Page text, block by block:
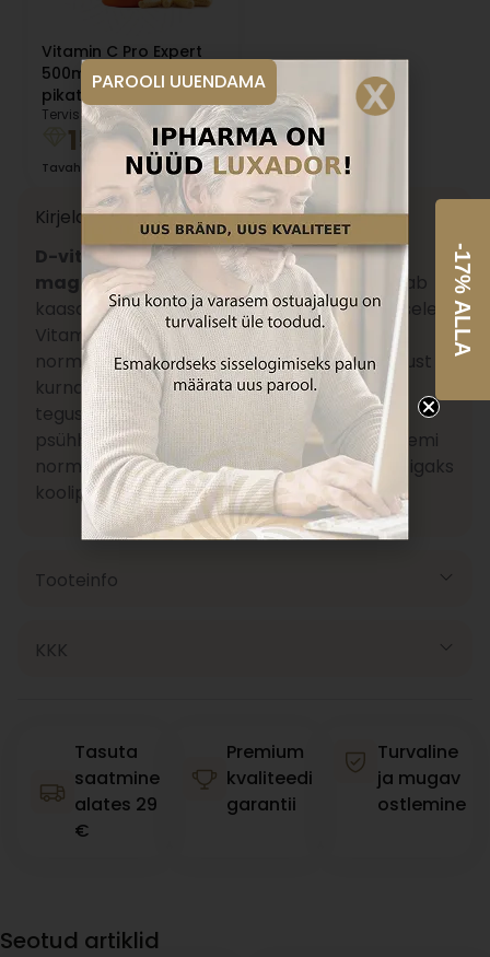
Vitamin C Pro Expert
500mg TR N60
pikatoimelised kapslid
Terviseklubi hind:
15.02€
Tavahind 16.14€
Kirjeldus
Tooteinfo
KKK
D-vitamiini kummikommid ksülitooli ja
magusa sidruni maitsega. D-vitamiin aitab
kaasa immuunsüsteemi normaalsele talitlusele.
Vitamiin B12 aitab kaasa närvisüsteemi
normaalsele talitlusele, – vähendada väsimust ja
kurnatust – aidates lapsel püsida aktiivse ja
tegusana. Folaat aitab kaasa normaalsele
psühholoogilisele talitlusele ja immuunsüsteemi
normaalsele talitlusele, et laps oleks valmis igaks
koolipäevaks.
Tasuta
saatmine
alates 29
€
Premium
kvaliteedi
garantii
Turvaline
ja mugav
ostlemine
Seotud artiklid
-17% ALLA
PAROOLI UUENDAMA